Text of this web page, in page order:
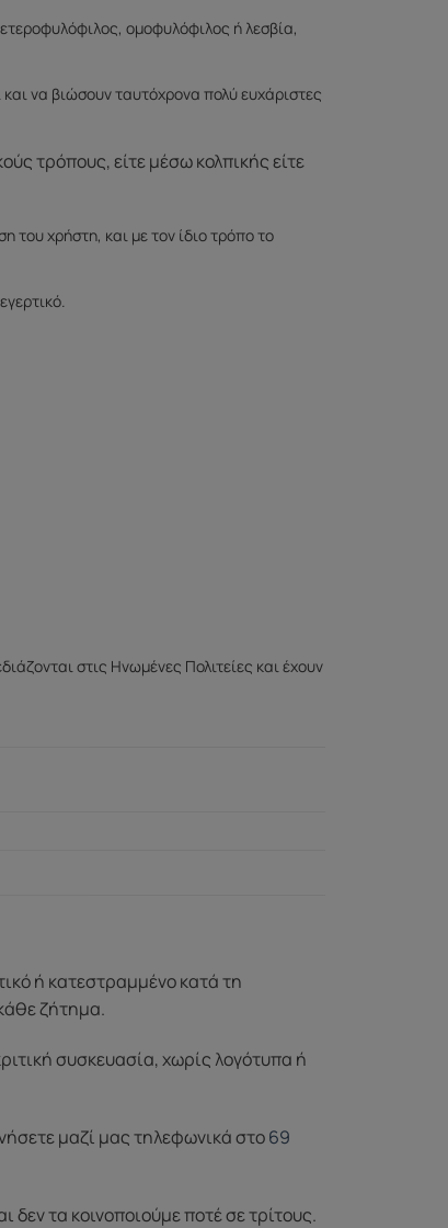
ετεροφυλόφιλος, ομοφυλόφιλος ή λεσβία,
να βιώσουν ταυτόχρονα πολύ ευχάριστες
τρόπους, είτε μέσω κολπικής είτε
του χρήστη, και με τον ίδιο τρόπο το
στις Ηνωμένες Πολιτείες και έχουν
ή κατεστραμμένο κατά τη
ζήτημα.
συσκευασία, χωρίς λογότυπα ή
μαζί μας τηλεφωνικά στο69
τα κοινοποιούμε ποτέ σε τρίτους.